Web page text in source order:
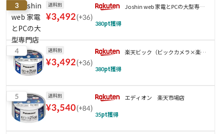
3 送料別
¥3,492(+36)
Joshin web 家電とPCの大型専門
380pt獲得
4 送料別
¥3,492(+36)
楽天ビック（ビックカメラ×楽
380pt獲得
5 送料別
¥3,540(+84)
エディオン 楽天市場店
35pt獲得